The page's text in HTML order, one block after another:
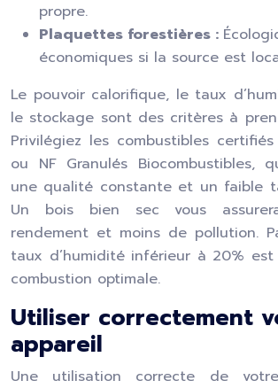
propre.
Plaquettes forestières :
économiques si la source est
Le pouvoir calorifique, le taux
le stockage sont des critères à
Privilégiez les combustibles
ou NF Granulés Biocombustibles,
une qualité constante et un faible
Un bois bien sec vous
rendement et moins de pollution.
taux d’humidité inférieur à 20%
combustion optimale.
Utiliser correctement
appareil
Une utilisation correcte de